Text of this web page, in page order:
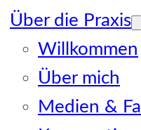
Über die Praxis
Willkommen
Über mich
Medien &